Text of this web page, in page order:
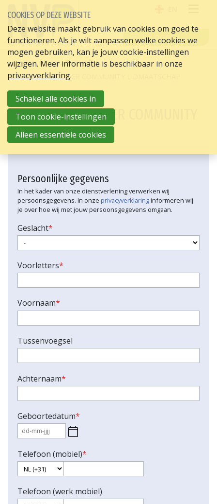
INLOGGEN
HOME
LIDMAATSCHAP
AANMELDFORMULIER COMMUNITY LIDMAATSCHAP
AANMELDFORMULIER COMMUNITY
LIDMAATSCHAP
Persoonlijke gegevens
In het kader van onze dienstverlening verwerken wij
persoonsgegevens. In onze privacyverklaringinformeren wij
je over hoe wij met jouw persoonsgegevens omgaan.
Geslacht*
Voorletters*
Voornaam*
Tussenvoegsel
Achternaam*
Geboortedatum*
Telefoon (mobiel)*
Telefoon (werk mobiel)
COOKIES OP DEZE WEBSITE
Deze website maakt gebruik van cookies om goed te
functioneren. Als je wilt aanpassen welke cookies we
mogen gebruiken, kan je jouw cookie-instellingen
wijzigen. Meer informatie is beschikbaar in onze
privacyverklaring.
Schakel alle cookies in
Toon cookie-instellingen
Alleen essentiële cookies